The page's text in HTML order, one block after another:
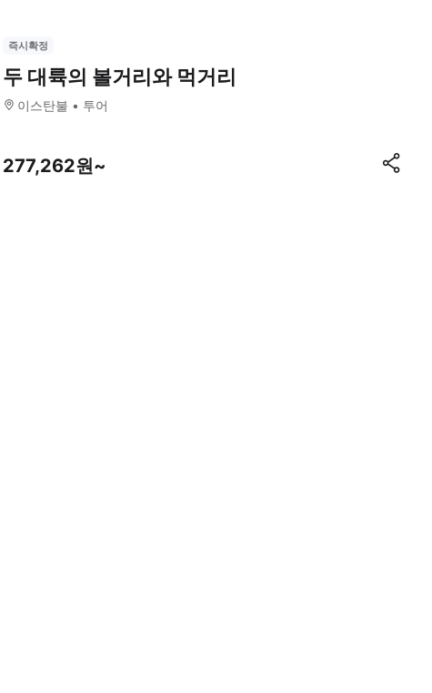
즉시확정
두 대륙의 볼거리와 먹거리
이스탄불 투어
277,262원~